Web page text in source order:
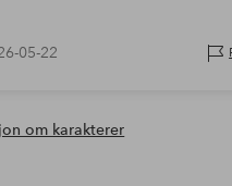
05-22
om karakterer